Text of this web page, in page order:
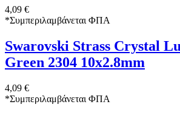
4,09 €
*Συμπεριλαμβάνεται ΦΠΑ
Swarovski Strass Crystal
Green 2304 10x2.8mm
4,09 €
*Συμπεριλαμβάνεται ΦΠΑ